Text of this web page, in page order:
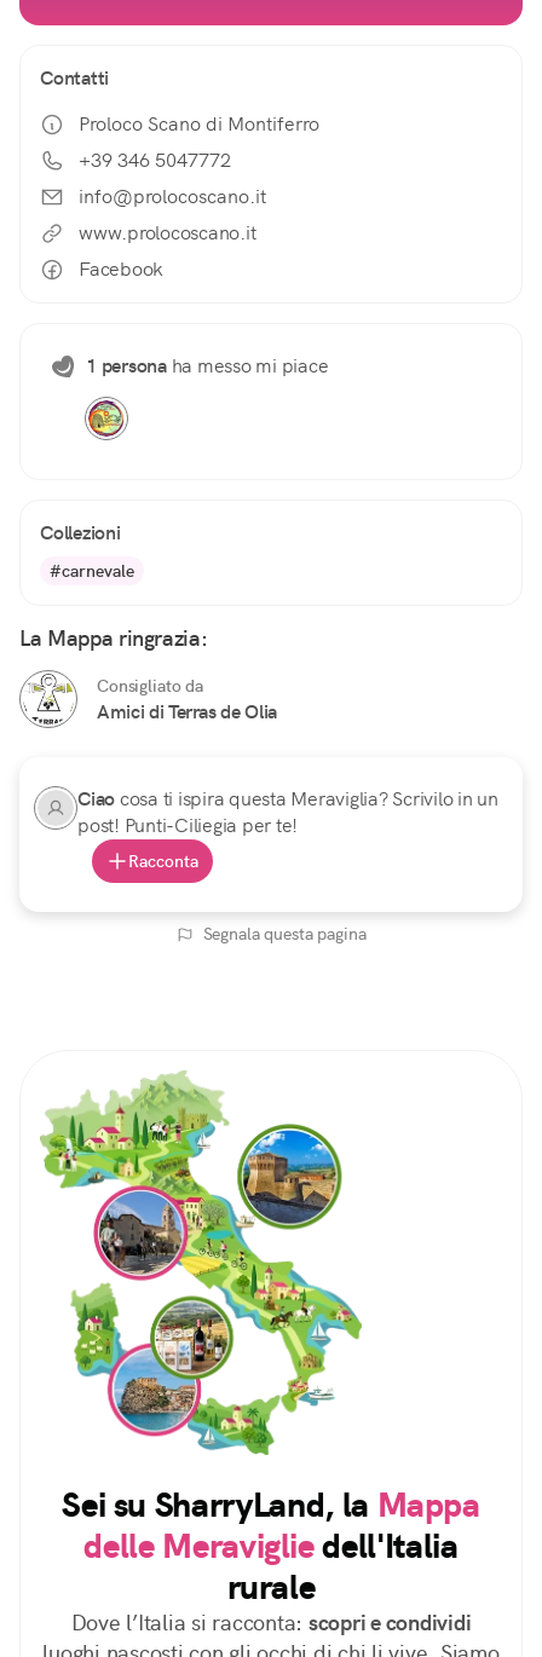
Contatti
Proloco Scano di Montiferro
+39 346 5047772
info@prolocoscano.it
www.prolocoscano.it
Facebook
1 personaha messo mi piace
Collezioni
#carnevale
La Mappa ringrazia:
Consigliato da
Amici di Terras de Olia
Ciaocosa ti ispira questa Meraviglia? Scrivilo in un
post! Punti-Ciliegia per te!
Racconta
Segnala questa pagina
Sei su SharryLand, la Mappa
delle Meravigliedell'Italia
rurale
Dove l’Italia si racconta: scopri e condividi